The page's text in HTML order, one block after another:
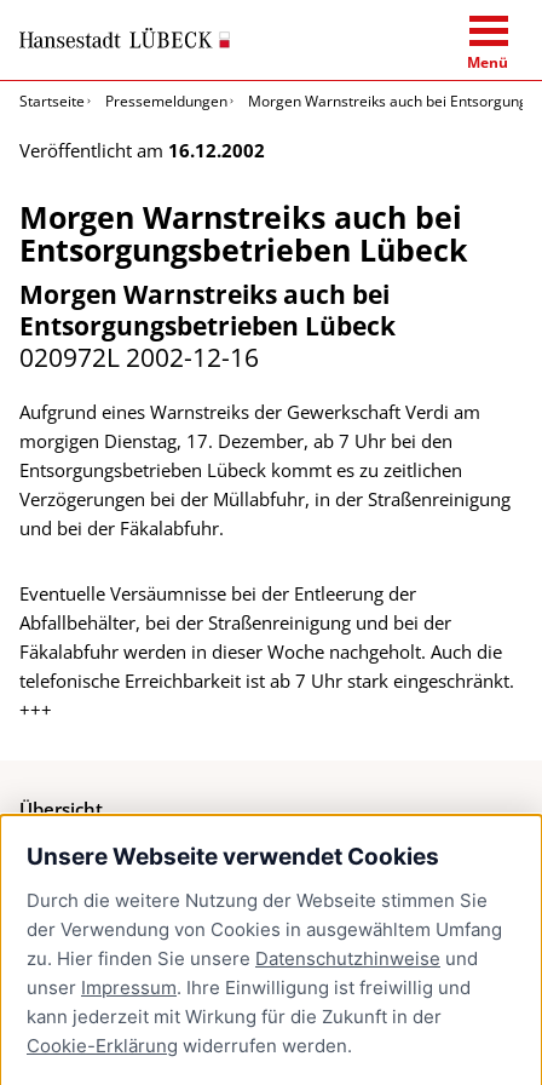
Unsere Webseite verwendet Cookies
Durch die weitere Nutzung der Webseite stimmen Sie
der Verwendung von Cookies in ausgewähltem Umfang
zu. Hier finden Sie unsere Datenschutzhinweise und
unser Impressum. Ihre Einwilligung ist freiwillig und
kann jederzeit mit Wirkung für die Zukunft in der
Cookie-Erklärung widerrufen werden.
Menü
Startseite
Pressemeldungen Morgen Warnstreiks auch bei
Veröffentlicht am 16.12.2002
Morgen Warnstreiks auch bei
Entsorgungsbetrieben Lübeck
Morgen Warnstreiks auch bei
Entsorgungsbetrieben Lübeck
020972L 2002-12-16
Aufgrund eines Warnstreiks der Gewerkschaft Verdi am
morgigen Dienstag, 17. Dezember, ab 7 Uhr bei den
Entsorgungsbetrieben Lübeck kommt es zu zeitlichen
Verzögerungen bei der Müllabfuhr, in der Straßenreinigung
und bei der Fäkalabfuhr.
Eventuelle Versäumnisse bei der Entleerung der
Abfallbehälter, bei der Straßenreinigung und bei der
Fäkalabfuhr werden in dieser Woche nachgeholt. Auch die
telefonische Erreichbarkeit ist ab 7 Uhr stark eingeschränkt.
+++
Übersicht
Bürgerservice
Presse
Newsletter Lübeck:kompakt
Kontakt
Kontakt